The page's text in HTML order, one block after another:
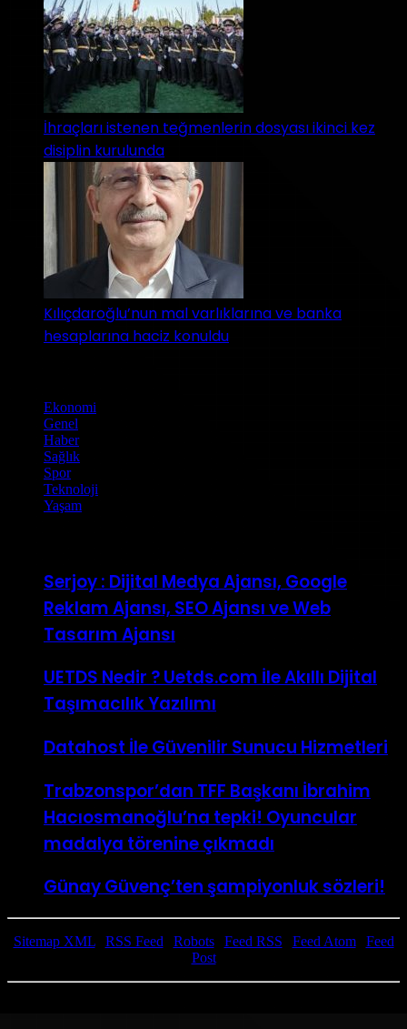
İhraçları istenen teğmenlerin dosyası ikinci kez
disiplin kurulunda
Kılıçdaroğlu’nun mal varlıklarına ve banka
hesaplarına haciz konuldu
Ekonomi
Genel
Haber(146)
Sağlık
Spor(1)
Teknoloji
Yaşam
Serjoy : Dijital Medya Ajansı, Google
Reklam Ajansı, SEO Ajansı ve Web
Tasarım Ajansı
UETDS Nedir ? Uetds.com İle Akıllı Dijital
Taşımacılık Yazılımı
Datahost İle Güvenilir Sunucu Hizmetleri
Trabzonspor’dan TFF Başkanı İbrahim
Hacıosmanoğlu’na tepki! Oyuncular
madalya törenine çıkmadı
Günay Güvenç’ten şampiyonluk sözleri!
Sitemap XML| RSS Feed Robots| Feed RSS Feed Atom| Feed
Post